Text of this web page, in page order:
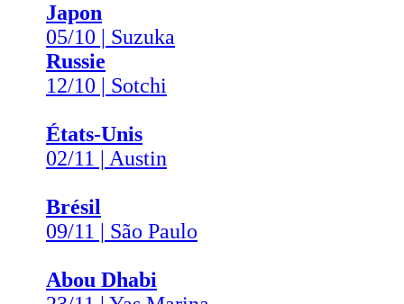
Japon
05/10 | Suzuka
Russie
12/10 | Sotchi
États-Unis
02/11 | Austin
Brésil
09/11 | São Paulo
Abou Dhabi